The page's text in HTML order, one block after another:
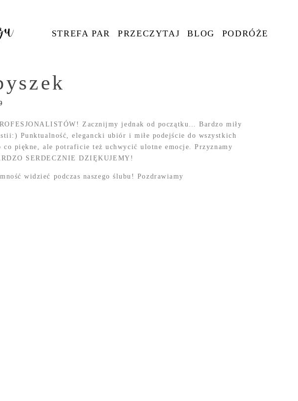
STREFA PAR PRZECZYTAJ BLOG PODRÓŻE
Zacznijmy jednak od początku… Bardzo miły
Punktualność, elegancki ubiór i miłe podejście do wszystkich
piękne, ale potraficie też uchwycić ulotne emocje. Przyznamy
SERDECZNIE DZIĘKUJEMY!
widzieć podczas naszego ślubu! Pozdrawiamy